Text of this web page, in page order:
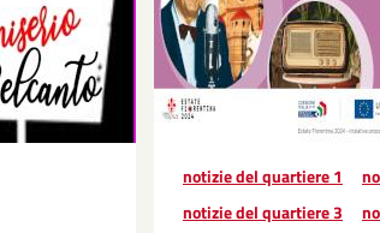
notizie del quartiere 1
notizie del quartiere 3